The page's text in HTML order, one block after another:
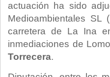
actuación ha sido
Medioambientales SL
carretera de La Ina
inmediaciones de
Torrecera.